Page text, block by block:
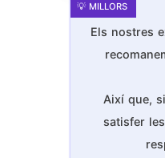
Els nostres
Així que,
satisfer